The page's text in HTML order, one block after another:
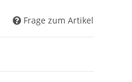
Frage zum Artikel